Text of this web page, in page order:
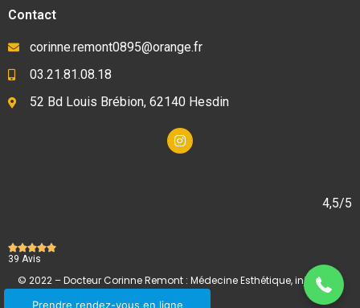
Prendre rendez-vous en ligne
Contact
corinne.remont0895@orange.fr
03.21.81.08.18
52 Bd Louis Brébion, 62140 Hesdin
4,5/5

39 Avis
© 2022 –Docteur Corinne Remont : Médecine Esthétique, injections